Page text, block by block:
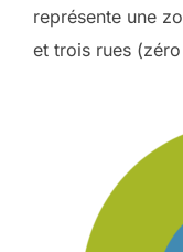
représente une
et trois rues